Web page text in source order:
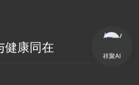
健康同在
祥聚AI